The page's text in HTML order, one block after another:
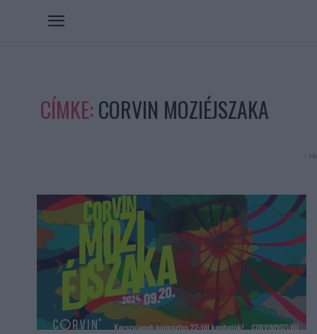
CÍMKE: CORVIN MOZIÉJSZAKA
-